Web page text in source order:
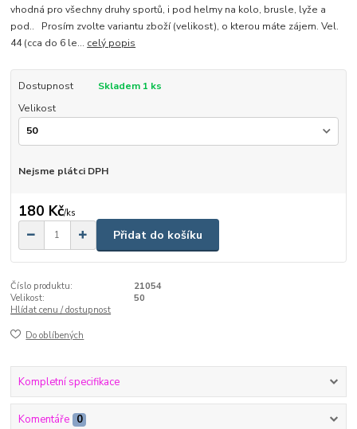
vhodná pro všechny druhy sportů, i pod helmy na kolo, brusle, lyže a
pod.. Prosím zvolte variantu zboží (velikost), o kterou máte zájem. Vel.
44 (cca do 6 le... celý popis
Dostupnost
Skladem 1 ks
Velikost
Nejsme plátci DPH
180 Kč/ks
Přidat do košíku
Číslo produktu:
21054
Velikost:
50
Hlídat cenu / dostupnost
Do oblíbených
Kompletní specifikace
Komentáře 0